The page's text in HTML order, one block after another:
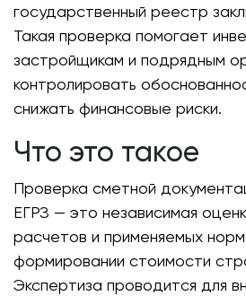
государственный реестр
Такая проверка помогает
застройщикам и подрядным
контролировать
снижать финансовые риски.
Что это такое
Проверка сметной
ЕГРЗ — это независимая
расчетов и применяемых
формировании стоимости
Экспертиза проводится для